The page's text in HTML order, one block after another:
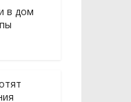
в дом